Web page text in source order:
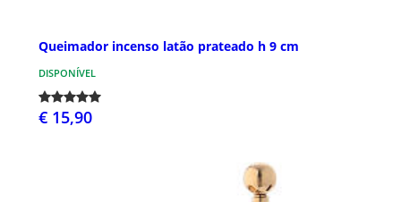
Queimador incenso latão prateado h 9 cm
DISPONÍVEL
€ 15,90